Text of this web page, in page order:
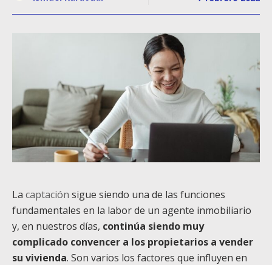
La captación sigue siendo una de las funciones
fundamentales en la labor de un agente inmobiliario
y, en nuestros días, continúa siendo muy
complicado convencer a los propietarios a vender
su vivienda. Son varios los factores que influyen en